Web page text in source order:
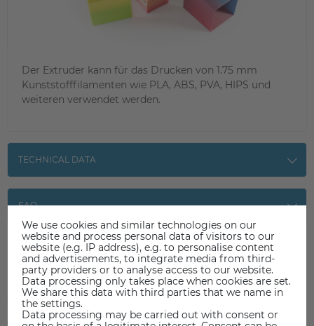
Der Extruder kann für das Drucken von 1.75 mm
Kunststofffilamenten wie PLA, ABS, PVA, HIPS und
weiteren verwendet werden.
TECHNICAL DATA
FAQ
Item reviews(0)
5 0
We use cookies and similar technologies on our
website and process personal data of visitors to our
website (e.g. IP address), e.g. to personalise content
and advertisements, to integrate media from third-
party providers or to analyse access to our website.
Data processing only takes place when cookies are set.
We share this data with third parties that we name in
the settings.
Data processing may be carried out with consent or